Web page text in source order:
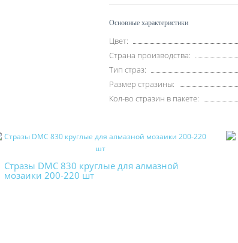
Основные характеристики
Цвет:
Страна производства:
Тип страз:
Размер стразины:
Кол-во стразин в пакете:
Стразы DMC 830 круглые для алмазной
мозаики 200-220 шт